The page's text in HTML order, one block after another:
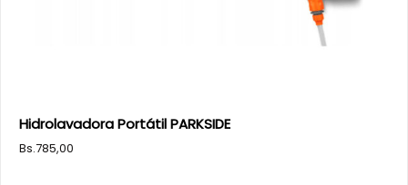
Hidrolavadora Portátil PARKSIDE
Bs.785,00